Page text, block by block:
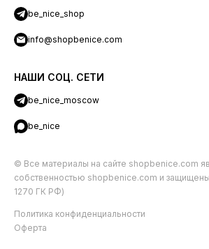
be_nice_shop
info@shopbenice.com
НАШИ СОЦ. СЕТИ
be_nice_moscow
be_nice
© Все материалы на сайте shopbenice.com
собственностью shopbenice.com и защищены
1270 ГК РФ)
Политика конфиденциальности
Оферта